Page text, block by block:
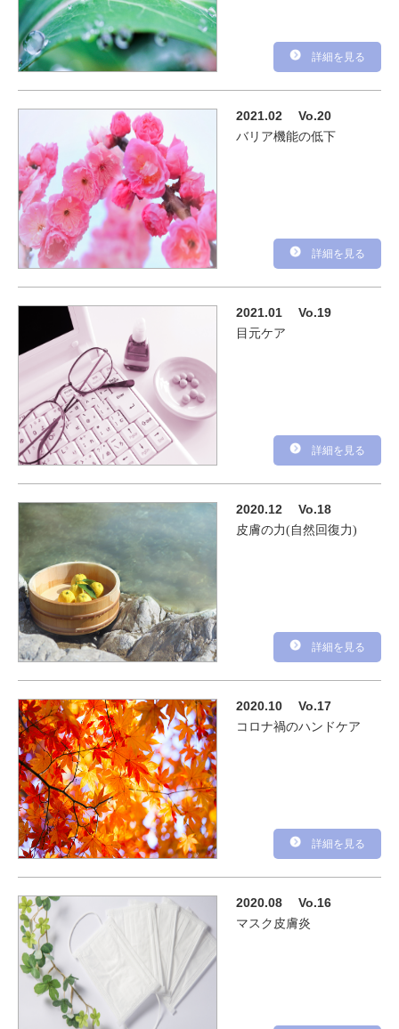
詳細を見る
2021.02 Vo.20
バリア機能の低下
詳細を見る
2021.01 Vo.19
目元ケア
詳細を見る
2020.12 Vo.18
皮膚の力(自然回復力)
詳細を見る
2020.10 Vo.17
コロナ禍のハンドケア
詳細を見る
2020.08 Vo.16
マスク皮膚炎